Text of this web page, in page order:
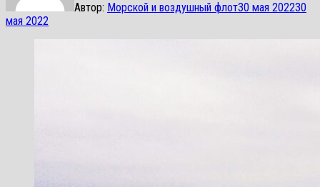
Автор: Морской и воздушный флот30 мая 202230
мая 2022